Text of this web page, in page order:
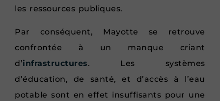
les ressources publiques.
Par conséquent, Mayotte se retrouve
confrontée à un manque criant
d’infrastructures. Les systèmes
d’éducation, de santé, et d’accès à l’eau
potable sont en effet insuffisants pour une